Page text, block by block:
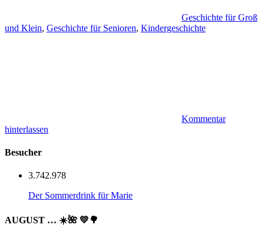
Geschichte für Groß
und Klein, Geschichte für Senioren, Kindergeschichte
Kommentar
hinterlassen
Besucher
3.742.978
Der Sommerdrink für Marie
AUGUST … ☀️🌺 💛🌳